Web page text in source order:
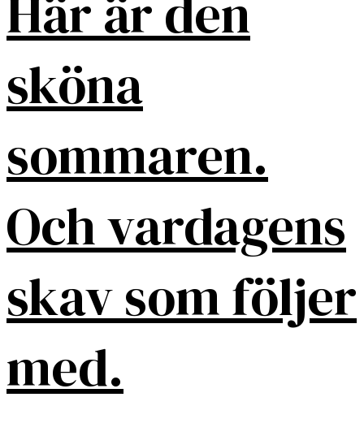
Här är den
sköna
sommaren.
Och vardagens
skav som följer
med.